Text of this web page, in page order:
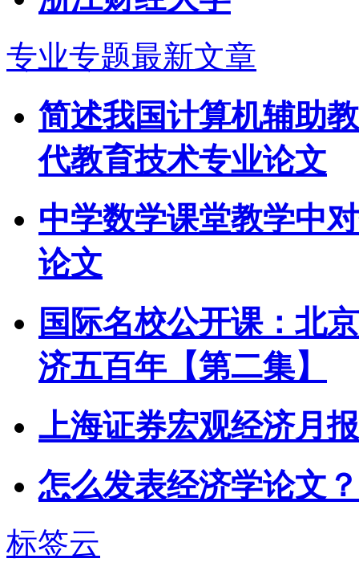
专业专题最新文章
简述我国计算机辅助
代教育技术专业论文
中学数学课堂教学中
论文
国际名校公开课：北
济五百年【第二集】
上海证券宏观经济月报
怎么发表经济学论文？
标签云